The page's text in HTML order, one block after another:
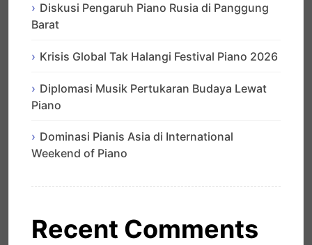
Diskusi Pengaruh Piano Rusia di Panggung
Barat
Krisis Global Tak Halangi Festival Piano 2026
Diplomasi Musik Pertukaran Budaya Lewat
Piano
Dominasi Pianis Asia di International
Weekend of Piano
Recent Comments